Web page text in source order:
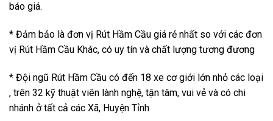
báo giá.
* Đảm bảo là đơn vị Rút Hầm Cầu giá rẻ nhất so với các đơn
vị Rút Hầm Cầu Khác, có uy tín và chất lượng tương đương
* Đội ngũ Rút Hầm Cầu có đến 18 xe cơ giới lớn nhỏ các loại
, trên 32 kỹ thuật viên lành nghệ, tận tâm, vui vẻ và có chi
nhánh ở tất cả các Xã, Huyện Tỉnh